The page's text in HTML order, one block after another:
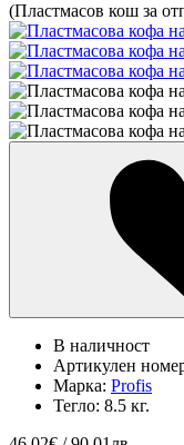
(Пластмасов кош за
В наличност
Артикулен
Марка: Profis
Тегло: 8.5 кг.